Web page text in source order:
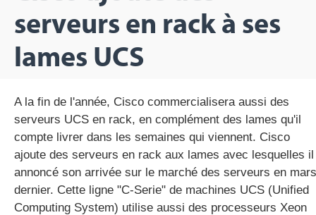
gratuite
serveurs en rack à ses
lames UCS
A la fin de l'année, Cisco commercialisera aussi des
serveurs UCS en rack, en complément des lames qu'il
compte livrer dans les semaines qui viennent. Cisco
ajoute des serveurs en rack aux lames avec lesquelles il
annoncé son arrivée sur le marché des serveurs en mars
dernier. Cette ligne "C-Serie" de machines UCS (Unified
Computing System) utilise aussi des processeurs Xeon